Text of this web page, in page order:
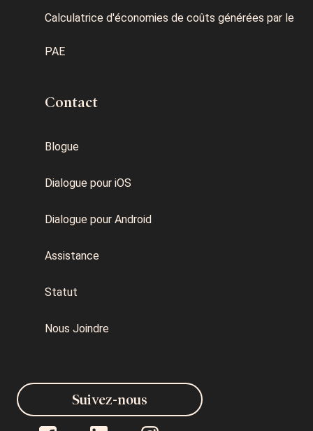
Calculatrice d'économies de coûts générées par le
PAE
Contact
Blogue
Dialogue pour iOS
Dialogue pour Android
Assistance
Statut
Nous Joindre
Suivez-nous